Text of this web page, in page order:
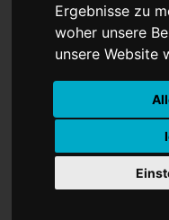
Ergebnisse zu
woher unsere
unsere Website